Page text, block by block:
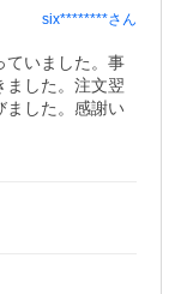
six********さん
ていました。事
ました。注文翌
ました。感謝い